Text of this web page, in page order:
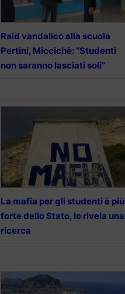
Raid vandalico alla scuola
Pertini, Miccichè: “Studenti
non saranno lasciati soli”
La mafia per gli studenti è più
forte dello Stato, lo rivela una
ricerca